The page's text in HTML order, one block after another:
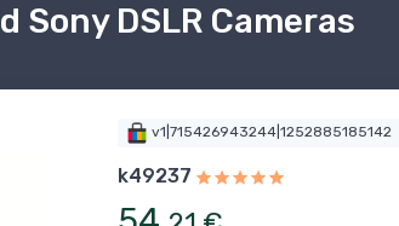
Sony DSLR Cameras
v1|715426943244|1252885185142
k49237